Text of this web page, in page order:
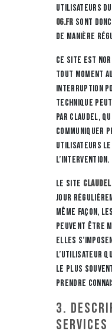
utilisateurs
06.fr sont
de manière
Ce site est
tout moment
interruption
technique
par CLAUDEL,
communiquer
utilisateurs
l’intervention.
Le site
jour
même façon,
peuvent être
elles
l’utilisateur
le plus
prendre
3.